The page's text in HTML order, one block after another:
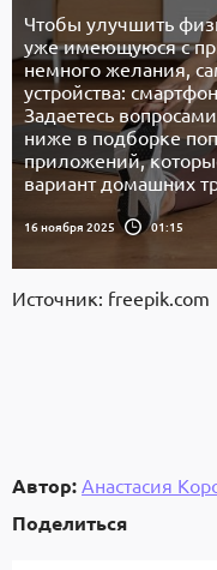
Чтобы улучшить
уже имеющуюся с
немного желания,
устройства:
Задаетесь
ниже в подборке
приложений,
вариант домашних
16 ноября 2025 01:15
Источник: freepik.com
Автор: Анастасия
Поделиться